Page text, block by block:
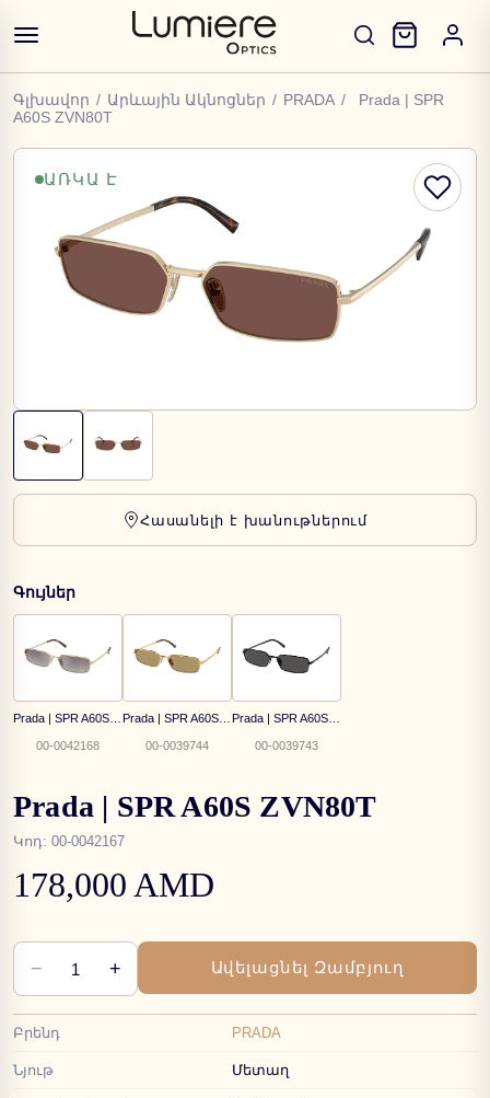
Գլխավոր / Արևային Ակնոցներ / PRADA /
Prada | SPR
A60S ZVN80T
ԱՌԿԱ Է
Հասանելի է խանութներում
Գույներ
00-0042168 00-0039744 00-0039743
Prada | SPR A60S ZVN80T
Կոդ: 00-0042167
178,000 AMD
− 1 + Ավելացնել Զամբյուղ
Բրենդ PRADA
Նյութ Մետաղ